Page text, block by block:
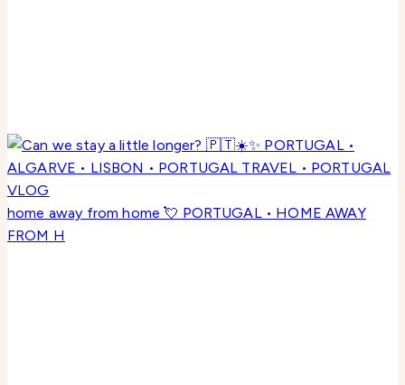
home away from home 💘 PORTUGAL • HOME AWAY
FROM H